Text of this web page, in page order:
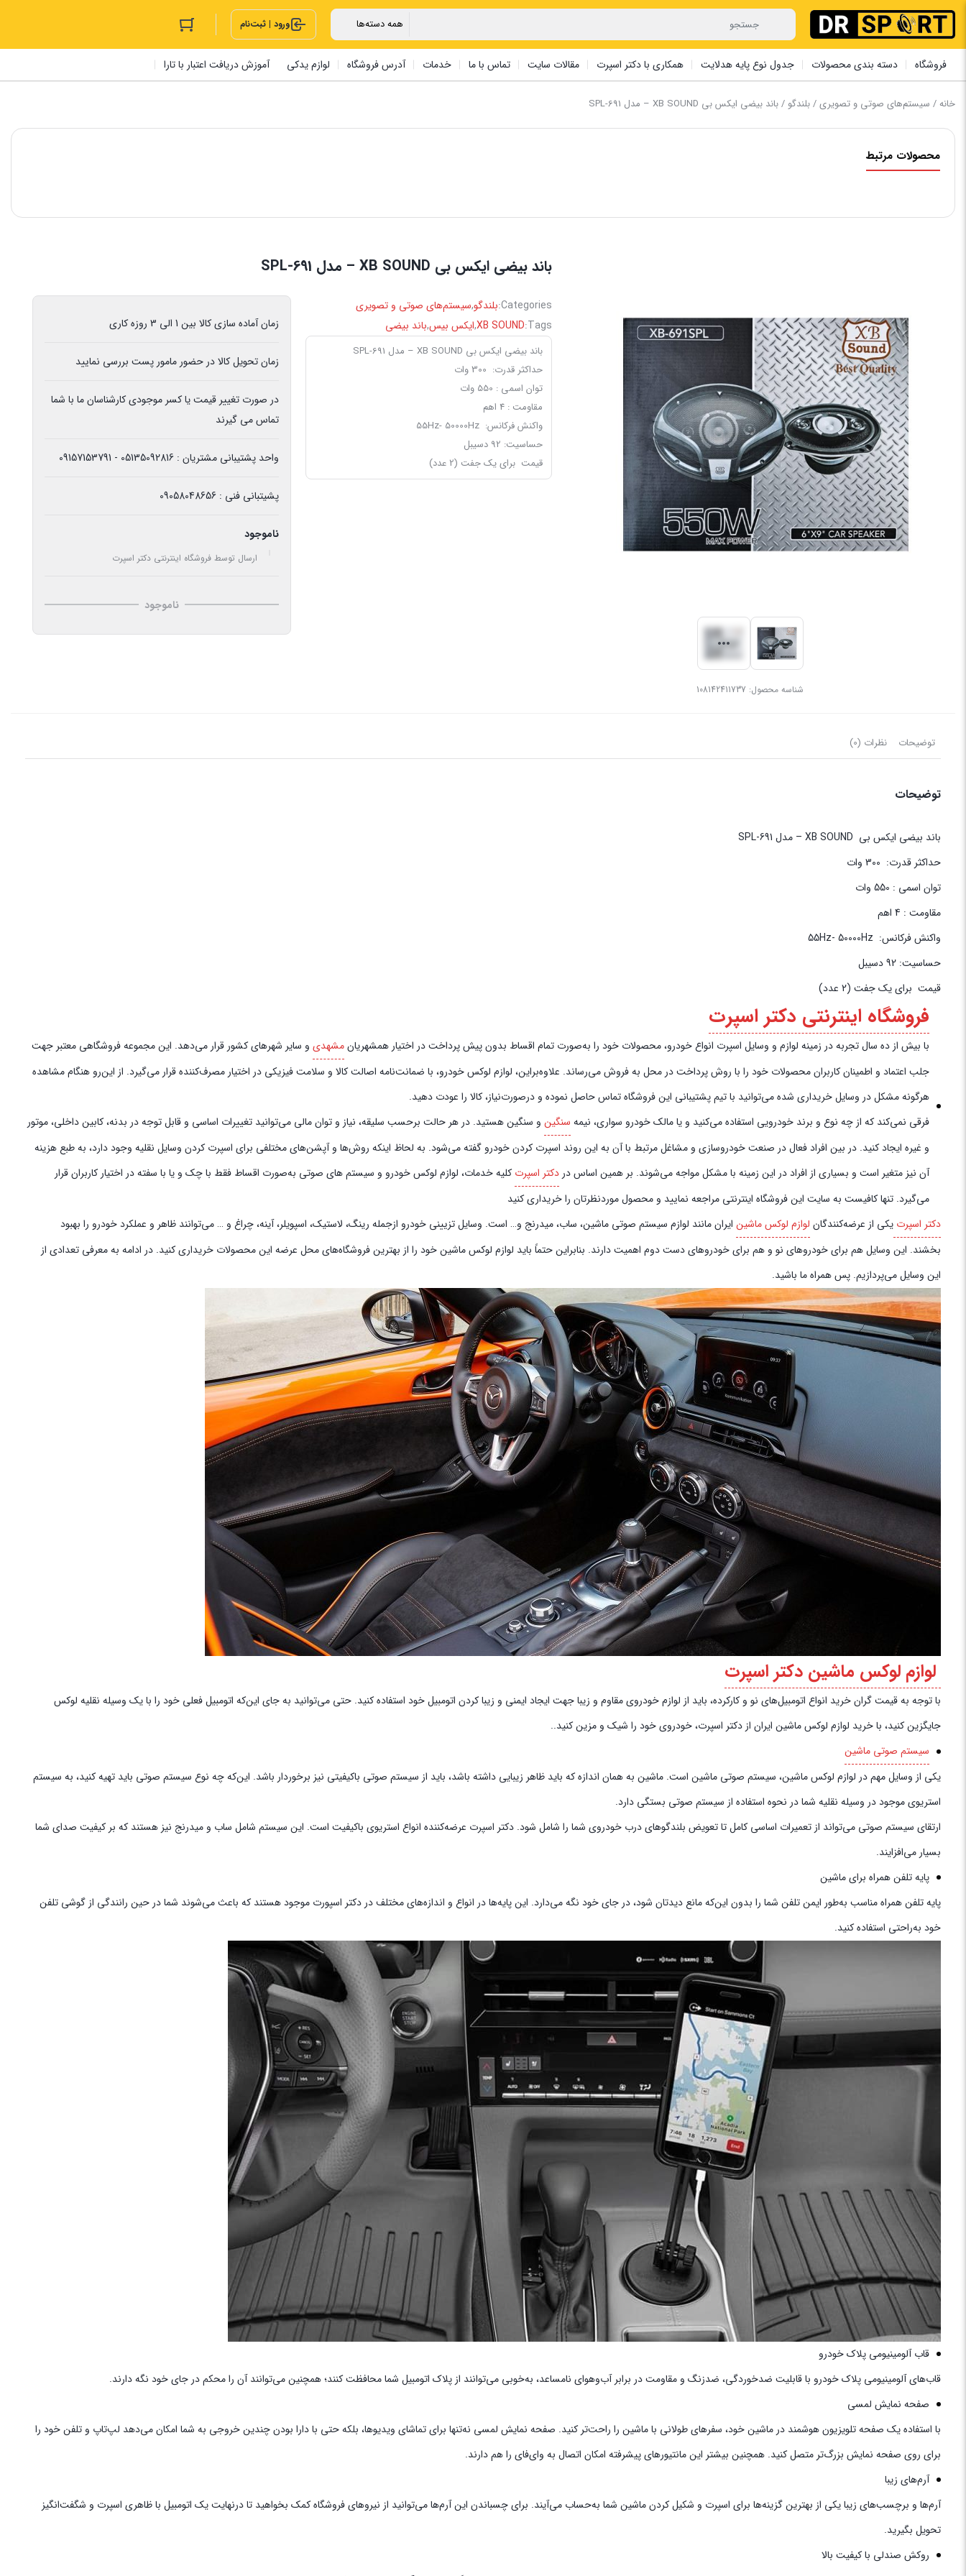
ورود | ثبت‌نام
فروشگاه دسته بندی محصولات جدول نوع پایه هدلایت همکاری با دکتر اسپرت مقالات سایت تماس با ما خدمات آدرس فروشگاه لوازم یدکی آموزش دریافت اعتبار با تارا
خانه/ سیستم‌های صوتی و تصویری/بلندگو / باند بیضی ایکس بی XB SOUND – مدل SPL-691
محصولات مرتبط
شناسه محصول: 108142411737
باند بیضی ایکس بی XB SOUND – مدل SPL-691
Categories: بلندگو,سیستم‌های صوتی و تصویری
Tags:
XB SOUND
,ایکس بیس,باند بیضی
باند بیضی ایکس بی XB SOUND – مدل SPL-691
حداکثر قدرت: 300 وات
توان اسمی : 550 وات
مقاومت : 4 اهم
واکنش فرکانس: 55Hz- 50000Hz
حساسیت: 92 دسیبل
قیمت برای یک جفت (2 عدد)
زمان آماده سازی کالا بین 1 الی 3 روزه کاری
زمان تحویل کالا در حضور مامور پست بررسی نمایید
در صورت تغییر قیمت یا کسر موجودی کارشناسان ما با شما
تماس می گیرند
واحد پشتیبانی مشتریان : 05135092816 - 09157153791
پشیتبانی فنی : 09058048656
ناموجود
ارسال توسط فروشگاه اینترنتی دکتر اسپرت
ناموجود
توضیحات نظرات (0)
توضیحات
باند بیضی ایکس بی XB SOUND – مدل SPL-691
حداکثر قدرت: 300 وات
توان اسمی : 550 وات
مقاومت : 4 اهم
واکنش فرکانس: 55Hz- 50000Hz
حساسیت: 92 دسیبل
قیمت برای یک جفت (2 عدد)
فروشگاه اینترنتی دکتر اسپرت
با بیش از ده سال تجربه در زمینه لوازم و وسایل اسپرت انواع خودرو، محصولات خود را به‌صورت تمام اقساط بدون پیش‌‎ پرداخت در اختیار همشهریان مشهدی و سایر شهرهای کشور قرار می‌دهد. این مجموعه فروشگاهی معتبر جهت
جلب اعتماد و اطمینان کاربران محصولات خود را با روش پرداخت در محل به فروش می‌رساند. علاوه‌بر‌این، لوازم لوکس خودرو، با ضمانت‌نامه اصالت کالا و سلامت فیزیکی در اختیار مصرف‌کننده قرار می‌گیرد. از این‌رو هنگام مشاهده
هرگونه مشکل در وسایل خریداری شده می‌توانید با تیم پشتیبانی این فروشگاه تماس حاصل نموده و در‌صورت‌نیاز، کالا را عودت دهید.
فرقی نمی‌کند که از چه نوع و برند خودرویی استفاده می‌کنید و یا مالک خودرو سواری، نیمه سنگین و سنگین هستید. در هر حالت برحسب سلیقه، نیاز و توان مالی می‌توانید تغییرات اساسی و قابل توجه در بدنه، کابین داخلی، موتور
و غیره ایجاد کنید. در بین افراد فعال در صنعت خودروسازی و مشاغل مرتبط با آن به این روند اسپرت کردن خودرو گفته می‌شود. به لحاظ اینکه روش‌ها و آپشن‌های مختلفی برای اسپرت کردن وسایل نقلیه وجود دارد، به طبع هزینه
آن نیز متغیر است و بسیاری از افراد در این زمینه با مشکل مواجه می‌شوند. بر همین اساس در دکتر اسپرت کلیه خدمات، لوازم لوکس خودرو و سیستم‌ های صوتی به‌صورت اقساط فقط با چک و یا با سفته در اختیار کاربران قرار
می‌گیرد. تنها کافیست به سایت این فروشگاه اینترنتی مراجعه نمایید و محصول موردنظرتان را خریداری کنید
دکتر اسپرت یکی از عرضه‌کنندگان لوازم لوکس ماشین ایران مانند لوازم سیستم صوتی ماشین، ساب، میدرنج و… است. وسایل تزیینی خودرو ازجمله رینگ، لاستیک، اسپویلر، آینه، چراغ و … می‌توانند ظاهر و عملکرد خودرو را بهبود
بخشند. این وسایل هم برای خودروهای نو و هم برای خودروهای دست دوم اهمیت دارند. بنابراین حتماً باید لوازم لوکس ماشین خود را از بهترین فروشگاه‌های محل عرضه این محصولات خریداری کنید. در ادامه به معرفی تعدادی از
این وسایل می‌پردازیم. پس همراه ما باشید.
لوازم لوکس ماشین دکتر اسپرت
با توجه به قیمت گران خرید انواع اتومبیل‌های نو و کارکرده، باید از لوازم خودروی مقاوم و زیبا جهت ایجاد ایمنی و زیبا کردن اتومبیل خود استفاده کنید. حتی می‌توانید به جای این‌که اتومبیل فعلی خود را با یک وسیله نقلیه لوکس
جایگزین کنید، با خرید لوازم لوکس ماشین ایران از دکتر اسپرت، خودروی خود را شیک و مزین کنید..
سیستم صوتی ماشین
یکی از وسایل مهم در لوازم لوکس ماشین، سیستم صوتی ماشین است. ماشین به همان اندازه که باید ظاهر زیبایی داشته باشد، باید از سیستم صوتی باکیفیتی نیز برخوردار باشد. این‌که چه نوع سیستم صوتی باید تهیه کنید، به سیستم
استریوی موجود در وسیله نقلیه شما در نحوه استفاده از سیستم صوتی بستگی دارد.
ارتقای سیستم صوتی می‌تواند از تعمیرات اساسی کامل تا تعویض بلندگوهای درب خودروی شما را شامل شود. دکتر اسپرت عرضه‌کننده انواع استریوی باکیفیت است. این سیستم شامل ساب و میدرنج نیز هستند که بر کیفیت صدای شما
بسیار می‌افزایند.
پایه تلفن همراه برای ماشین
پایه تلفن همراه مناسب به‌طور ایمن تلفن شما را بدون این‌که مانع دیدتان شود، در جای خود نگه می‌دارد. این پایه‌ها در انواع و اندازه‌های مختلف در دکتر اسپورت موجود هستند که باعث می‌شوند شما در حین رانندگی از گوشی تلفن
خود به‌راحتی استفاده کنید.
قاب آلومینیومی پلاک خودرو
قاب‌های آلومینیومی پلاک خودرو با قابلیت ضدخوردگی، ضدزنگ و مقاومت در برابر آب‌وهوای نامساعد، به‌خوبی می‌توانند از پلاک اتومبیل شما محافظت کنند؛ همچنین می‌توانند آن را محکم در جای خود نگه دارند.
صفحه نمایش لمسی
با استفاده یک صفحه تلویزیون هوشمند در ماشین خود، سفرهای طولانی با ماشین را راحت‌تر کنید. صفحه نمایش لمسی نه‌تنها برای تماشای ویدیوها، بلکه حتی با دارا بودن چندین خروجی به شما امکان می‌دهد لپ‌تاپ و تلفن خود را
برای روی صفحه ‌نمایش بزرگ‌تر متصل کنید. همچنین بیشتر این مانتیورهای پیشرفته امکان اتصال به وای‌فای را هم دارند.
آرم‌های زیبا
آرم‌ها و برچسب‌های زیبا یکی از بهترین گزینه‌ها برای اسپرت و شکیل کردن ماشین شما به‌حساب می‌آیند. برای چسباندن این آرم‌ها می‌توانید از نیروهای فروشگاه کمک بخواهید تا درنهایت یک اتومبیل با ظاهری اسپرت و شگفت‌انگیز
تحویل بگیرید.
روکش صندلی با کیفیت بالا